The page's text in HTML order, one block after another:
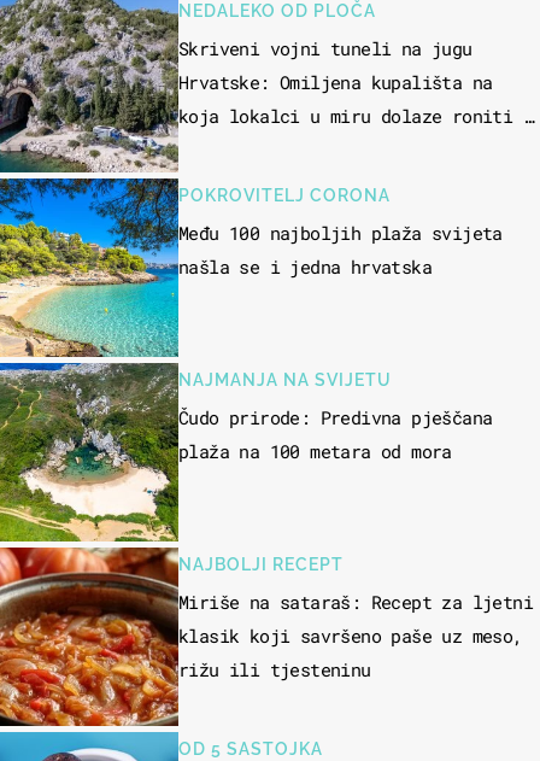
NEDALEKO OD PLOČA
Skriveni vojni tuneli na jugu
Hrvatske: Omiljena kupališta na
koja lokalci u miru dolaze roniti i
POKROVITELJ CORONA
Među 100 najboljih plaža svijeta
našla se i jedna hrvatska
NAJMANJA NA SVIJETU
Čudo prirode: Predivna pješčana
plaža na 100 metara od mora
NAJBOLJI RECEPT
Miriše na sataraš: Recept za ljetni
klasik koji savršeno paše uz meso,
rižu ili tjesteninu
OD 5 SASTOJKA